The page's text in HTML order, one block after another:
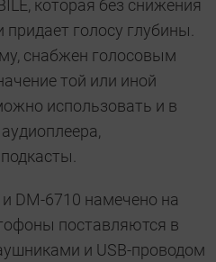
которая без снижения
придает голосу глубины.
снабжен голосовым
той или иной
использовать и в
DM-6710 намечено на
поставляются в
и USB-проводом